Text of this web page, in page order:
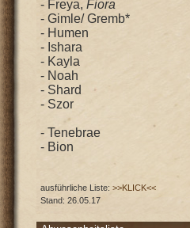
- Freya,Fiora
- Gimle/ Gremb*
- Humen
- Ishara
- Kayla
- Noah
- Shard
- Szor
- Tenebrae
- Bion
ausführliche Liste:>>KLICK<<
Stand: 26.05.17